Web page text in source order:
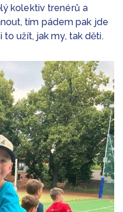
kolektiv trenérů a
tím pádem pak jde
užít, jak my, tak děti.